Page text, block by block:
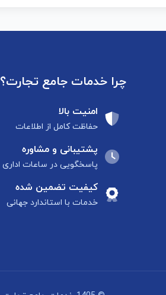
چرا خدمات جامع تجارت؟
امنیت بالا
حفاظت کامل از اطلاعات
پشتیبانی و مشاوره
پاسخگویی در ساعات اداری
کیفیت تضمین شده
خدمات با استاندارد جهانی